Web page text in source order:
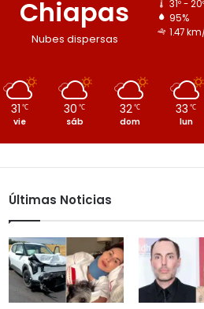
Chiapas
Nubes dispersas
31º -
95%
1.47
31 ℃
vie
30 ℃
sáb
32℃
dom
33 ℃
lun
Últimas Noticias